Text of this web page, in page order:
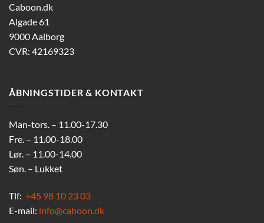
Caboon.dk
Algade 61
9000 Aalborg
CVR: 42169323
ÅBNINGSTIDER & KONTAKT
Man-tors. – 11.00-17.30
Fre. – 11.00-18.00
Lør. – 11.00-14.00
Søn. – Lukket
Tlf: +45 98 10 23 03
E-mail: info@caboon.dk